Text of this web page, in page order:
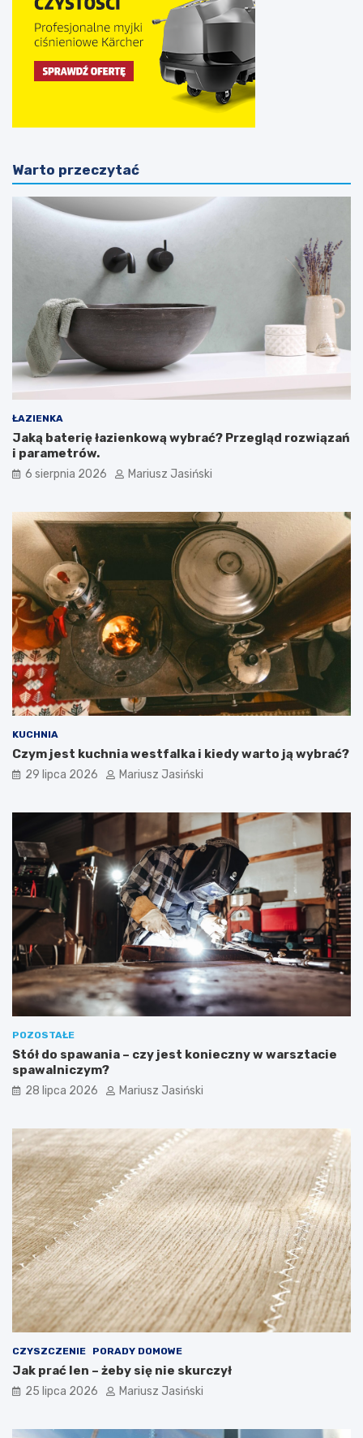
Warto przeczytać
ŁAZIENKA
Jaką baterię łazienkową wybrać? Przegląd rozwiązań
i parametrów.
6 sierpnia 2026 Mariusz Jasiński
KUCHNIA
Czym jest kuchnia westfalka i kiedy warto ją wybrać?
29 lipca 2026 Mariusz Jasiński
POZOSTAŁE
Stół do spawania – czy jest konieczny w warsztacie
spawalniczym?
28 lipca 2026 Mariusz Jasiński
CZYSZCZENIE PORADY DOMOWE
Jak prać len – żeby się nie skurczył
25 lipca 2026 Mariusz Jasiński